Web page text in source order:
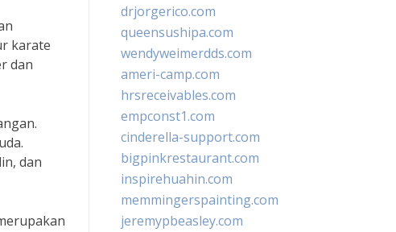
karate
dan
dan
drjorgerico.com
queensushipa.com
wendyweimerdds.com
ameri-camp.com
hrsreceivables.com
empconst1.com
cinderella-support.com
bigpinkrestaurant.com
inspirehuahin.com
memmingerspainting.com
jeremypbeasley.com